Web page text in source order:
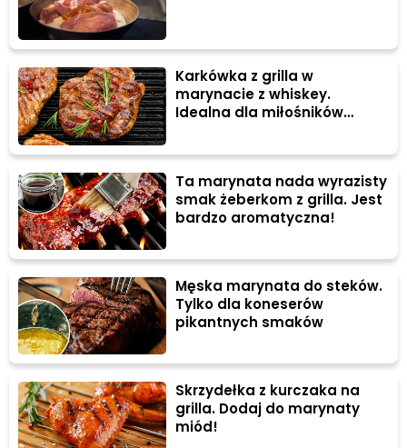
Karkówka z grilla w
marynacie z whiskey.
Idealna dla miłośników
Ta marynata nada wyrazisty
smak żeberkom z grilla. Jest
bardzo aromatyczna!
Męska marynata do steków.
Tylko dla koneserów
pikantnych smaków
Skrzydełka z kurczaka na
grilla. Dodaj do marynaty
miód!